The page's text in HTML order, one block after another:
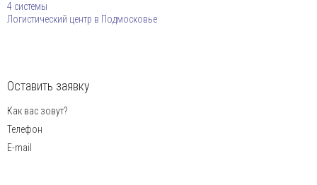
4 системы
Логистический центр в Подмосковье
Оставить заявку
Как вас зовут?
Телефон
E-mail